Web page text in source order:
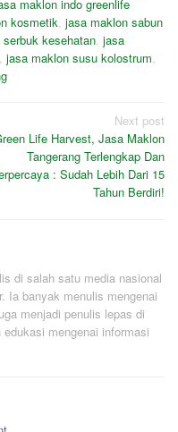
maklon indo greenlife
kosmetik jasa maklon sabun
kesehatan jasa
jasa maklon susu kolostrum
Next post
Life Harvest, Jasa Maklon
Tangerang Terlengkap Dan
: Sudah Lebih Dari 15
Tahun Berdiri!
di salah satu media nasional
Ia banyak menulis mengenai
menjadi penulis lepas di
mengenai informasi